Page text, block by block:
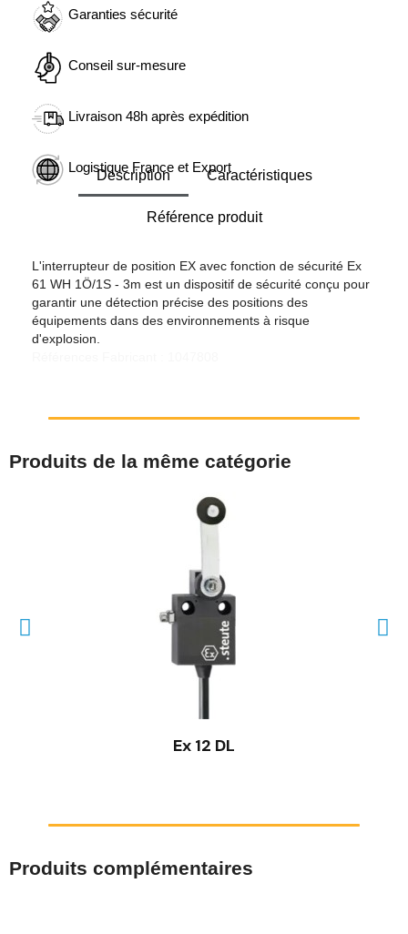
Garanties sécurité
Conseil sur-mesure
Livraison 48h après expédition
Logistique France et Export
Description Caractéristiques
Référence produit
L'interrupteur de position EX avec fonction de sécurité Ex
61 WH 1Ö/1S - 3m est un dispositif de sécurité conçu pour
garantir une détection précise des positions des
équipements dans des environnements à risque
d'explosion.
Produits de la même catégorie
Ex 12 DL
Produits complémentaires